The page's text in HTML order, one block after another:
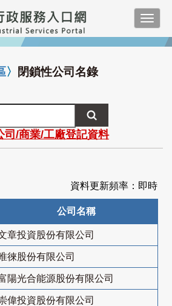
〉 閉鎖性公司名錄
司/商業/工廠登記資料
資料更新頻率：即時
公司名稱
章投資股份有限公司
徠股份有限公司
陽光合能源股份有限公司
偉投資股份有限公司